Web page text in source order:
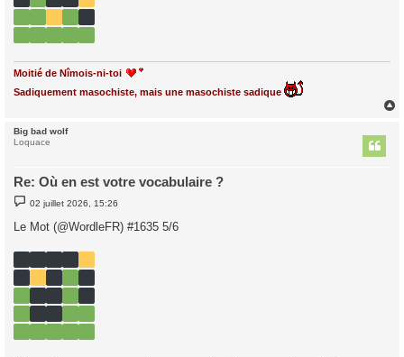
Moitié de Nîmois-ni-toi
Sadiquement masochiste, mais une masochiste sadique
Big bad wolf
Loquace
Re: Où en est votre vocabulaire ?
M
e
s
s
g
02 juillet 2026, 15:26
Le Mot (@WordleFR) #1635 5/6